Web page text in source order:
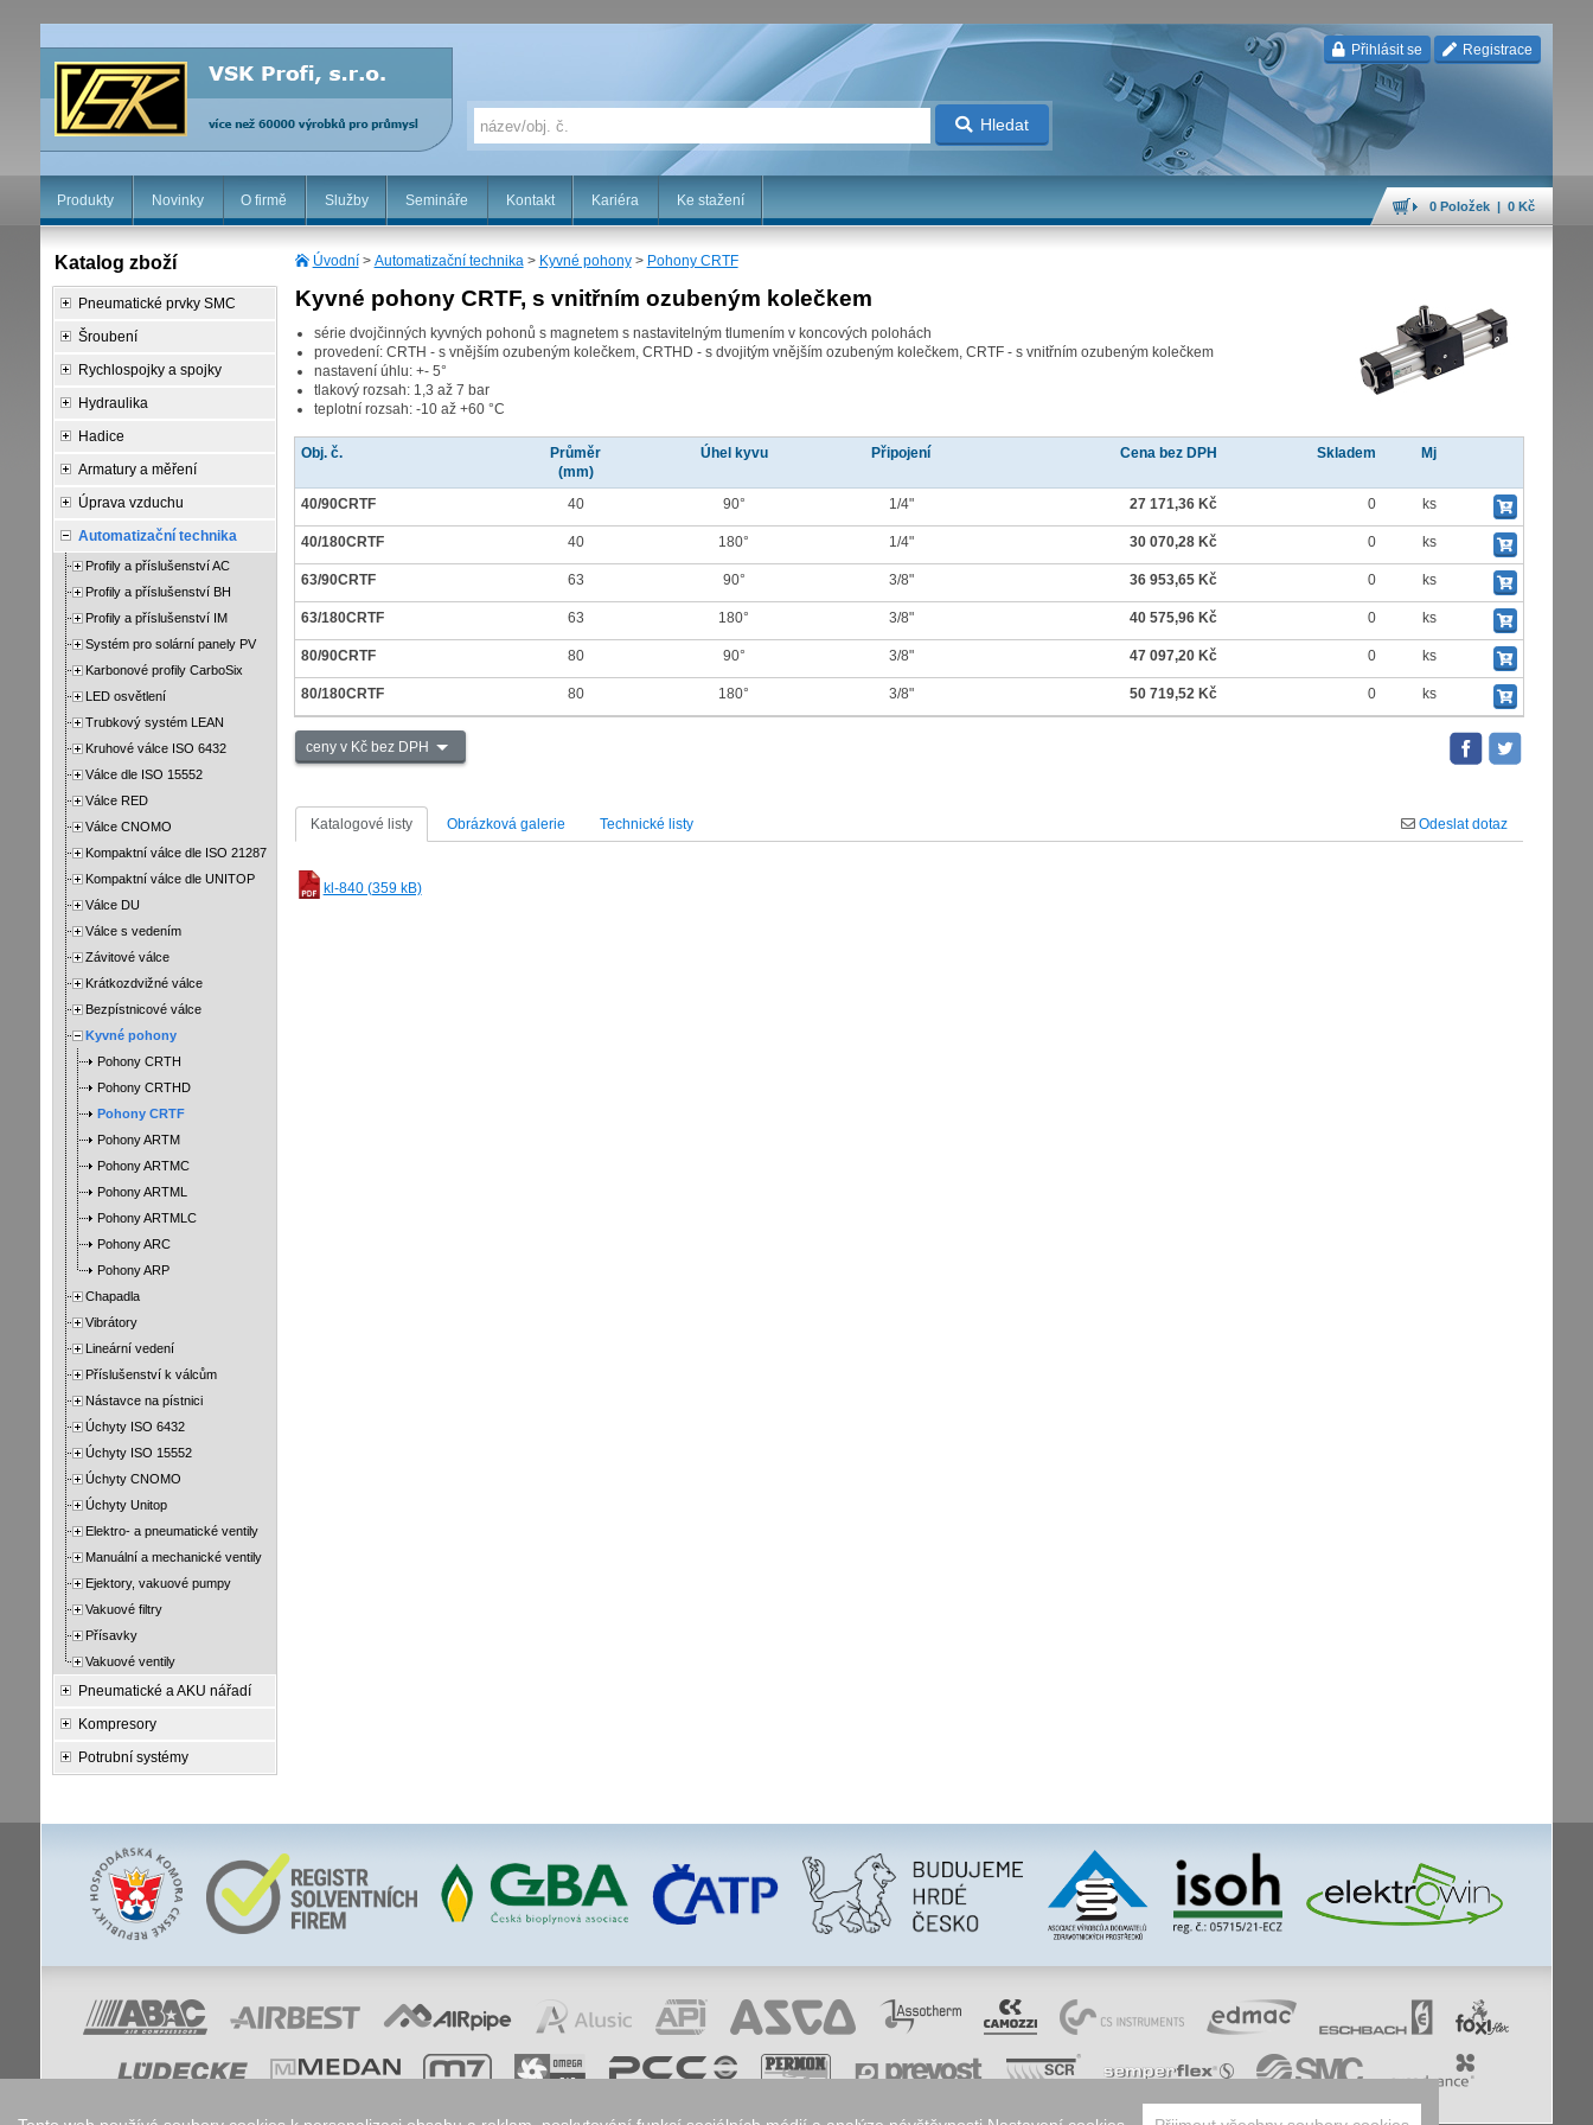
Přihlásit se Registrace
Hledat
Produkty Novinky O firmě Služby Semináře Kontakt Kariéra Ke stažení 0 Položek | 0 Kč
Úvodní> Automatizační technika> Kyvné pohony> Pohony CRTF
Kyvné pohony CRTF, s vnitřním ozubeným kolečkem
série dvojčinných kyvných pohonů s magnetem s nastavitelným tlumením v koncových polohách
provedení: CRTH - s vnějším ozubeným kolečkem, CRTHD - s dvojitým vnějším ozubeným kolečkem, CRTF - s vnitřním ozubeným kolečkem
nastavení úhlu: +- 5°
tlakový rozsah: 1,3 až 7 bar
teplotní rozsah: -10 až +60 °C
Obj. č.
Průměr
(mm)
Úhel kyvu Připojení Cena bez DPH Skladem Mj
40/90CRTF 40 90° 1/4" 27 171,36 Kč 0 ks
40/180CRTF 40 180° 1/4" 30 070,28 Kč 0 ks
63/90CRTF 63 90° 3/8" 36 953,65 Kč 0 ks
63/180CRTF 63 180° 3/8" 40 575,96 Kč 0 ks
80/90CRTF 80 90° 3/8" 47 097,20 Kč 0 ks
80/180CRTF 80 180° 3/8" 50 719,52 Kč 0 ks
ceny v Kč bez DPH
Katalogové listy Obrázková galerie Technické listy Odeslat dotaz
kl-840 (359 kB)
Katalog zboží
Pneumatické prvky SMC
Šroubení
Rychlospojky a spojky
Hydraulika
Hadice
Armatury a měření
Úprava vzduchu
Automatizační technika
Profily a příslušenství AC
Profily a příslušenství BH
Profily a příslušenství IM
Systém pro solární panely PV
Karbonové profily CarboSix
LED osvětlení
Trubkový systém LEAN
Kruhové válce ISO 6432
Válce dle ISO 15552
Válce RED
Válce CNOMO
Kompaktní válce dle ISO 21287
Kompaktní válce dle UNITOP
Válce DU
Válce s vedením
Závitové válce
Krátkozdvižné válce
Bezpístnicové válce
Kyvné pohony
Pohony CRTH
Pohony CRTHD
Pohony CRTF
Pohony ARTM
Pohony ARTMC
Pohony ARTML
Pohony ARTMLC
Pohony ARC
Pohony ARP
Chapadla
Vibrátory
Lineární vedení
Příslušenství k válcům
Nástavce na pístnici
Úchyty ISO 6432
Úchyty ISO 15552
Úchyty CNOMO
Úchyty Unitop
Elektro- a pneumatické ventily
Manuální a mechanické ventily
Ejektory, vakuové pumpy
Vakuové filtry
Přísavky
Vakuové ventily
Pneumatické a AKU nářadí
Kompresory
Potrubní systémy